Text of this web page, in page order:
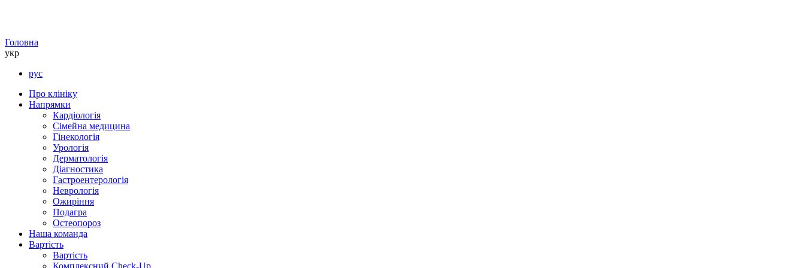
Головна
укр
рус
Про клініку
Напрямки
Кардіологія
Сімейна медицина
Гінекологія
Урологія
Дерматологія
Діагностика
Гастроентерологія
Неврологія
Ожиріння
Подагра
Остеопороз
Наша команда
Вартість
Вартість
Комплексний Check-Up